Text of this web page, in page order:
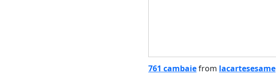
761 cambaiefrom lacartesesame